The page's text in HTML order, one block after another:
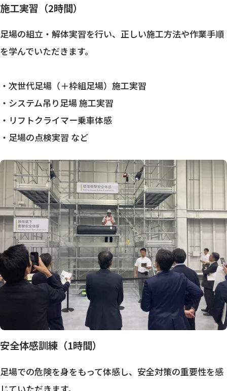
施工実習（2時間）
足場の組立・解体実習を行い、正しい施工方法や作業手順
を学んでいただきます。
・次世代足場（＋枠組足場）施工実習
・システム吊り足場 施工実習
・リフトクライマー乗車体感
・足場の点検実習 など
安全体感訓練（1時間）
足場での危険を身をもって体感し、安全対策の重要性を感